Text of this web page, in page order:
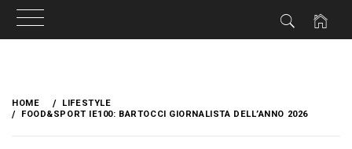
content
HOME
LIFESTYLE
FOOD&SPORT IE100: BARTOCCI GIORNALISTA DELL’ANNO 2026